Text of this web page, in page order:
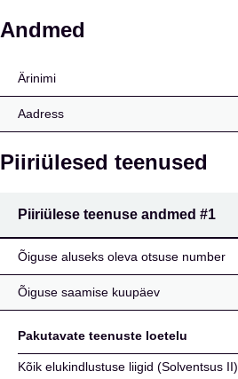
AKREA LTD.
Andmed
Ärinimi
Aadress
Piiriülesed teenused
Piiriülese teenuse andmed #1
Õiguse aluseks oleva otsuse number
Õiguse saamise kuupäev
Pakutavate teenuste loetelu
Kõik elukindlustuse liigid (Solventsus II)